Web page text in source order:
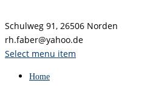
Schulweg 91, 26506 Norden
rh.faber@yahoo.de
Select menu item
Home